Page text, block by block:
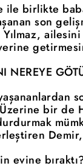
ile birlikte
son
yerine
NEREYE
bir de
Demir,
evine